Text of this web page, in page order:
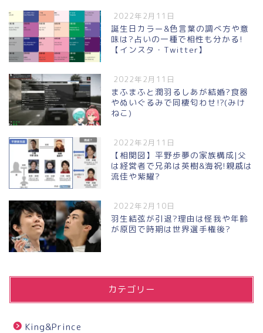
2022年2月11日
誕生日カラー&色言葉の調べ方や意
味は?占いの一種で相性も分かる!
【インスタ・Twitter】
2022年2月11日
まふまふと潤羽るしあが結婚?食器
やぬいぐるみで同棲匂わせ!?(みけ
ねこ)
2022年2月11日
【相関図】平野歩夢の家族構成|父
は経営者で兄弟は英樹&海祝!親戚は
流佳や紫耀?
2022年2月10日
羽生結弦が引退?理由は怪我や年齢
が原因で時期は世界選手権後?
カテゴリー
King&Prince